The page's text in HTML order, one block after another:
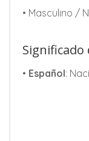
• Masculino /
• Español: